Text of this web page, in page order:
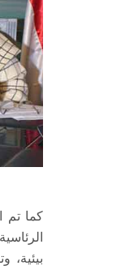
كما تم
بيئية،